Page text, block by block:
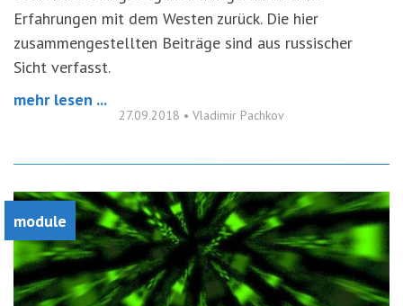
Erfahrungen mit dem Westen zurück. Die hier
zusammengestellten Beiträge sind aus russischer
Sicht verfasst.
mehr lesen ...
27.09.2018 • Vladimir Pachkov
module